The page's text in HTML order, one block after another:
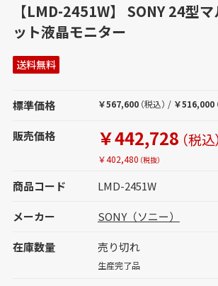
【LMD-2451W】 SONY 24型
ット液晶モニター
送料無料
標準価格 ￥567,600 （税込） / ￥516,000
販売価格 ￥442,728 （税込）
￥402,480 （税抜）
商品コード LMD-2451W
メーカー SONY（ソニー）
在庫数量 売り切れ
生産完了品